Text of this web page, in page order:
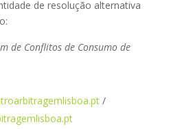
de resolução alternativa
de Conflitos de Consumo de
/